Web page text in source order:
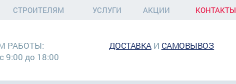
СТРОИТЕЛЯМ УСЛУГИ АКЦИИ КОНТАКТЫ
РАБОТЫ:
9:00 до 18:00
ДОСТАВКАИ САМОВЫВОЗ